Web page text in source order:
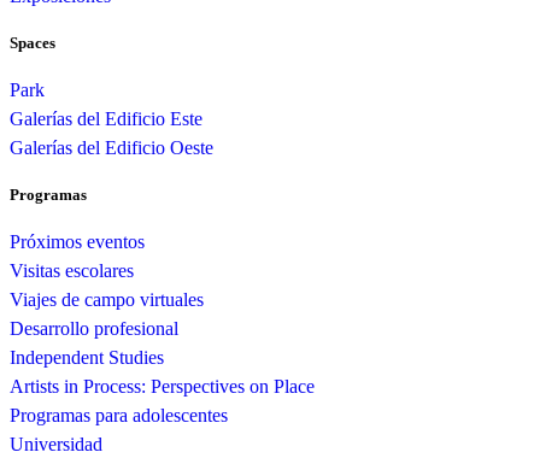
Spaces
Park
Galerías del Edificio Este
Galerías del Edificio Oeste
Programas
Próximos eventos
Visitas escolares
Viajes de campo virtuales
Desarrollo profesional
Independent Studies
Artists in Process: Perspectives on Place
Programas para adolescentes
Universidad